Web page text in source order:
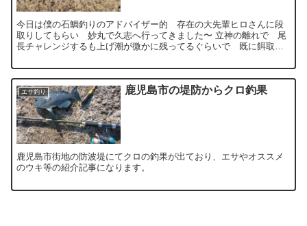
今日は僕の石鯛釣りのアドバイザー的 存在の大先輩ヒロさんに段
取りしてもらい 妙丸で久志へ行ってきました〜 立神の離れで 尾
長チャレンジするも上げ潮が微かに残ってるぐらいで 既に餌取り
エサ釣り 鹿児島市の堤防からクロ釣果
鹿児島市街地の防波堤にてクロの釣果が出ており、エサやオススメ
のウキ等の紹介記事になります。